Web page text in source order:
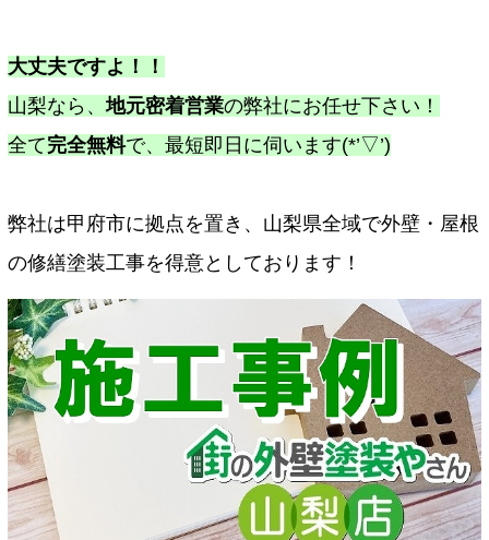
大丈夫ですよ！！
山梨なら、地元密着営業の弊社にお任せ下さい！
全て完全無料で、最短即日に伺います(*’▽’)
弊社は甲府市に拠点を置き、山梨県全域で外壁・屋根
の修繕塗装工事を得意としております！